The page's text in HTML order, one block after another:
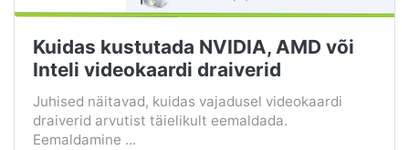
Kuidas kustutada NVIDIA, AMD või
Inteli videokaardi draiverid
Juhised näitavad, kuidas vajadusel videokaardi
draiverid arvutist täielikult eemaldada.
Eemaldamine ...